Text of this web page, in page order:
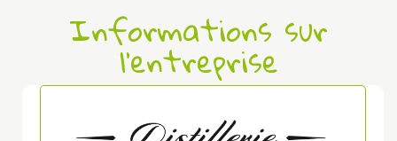
Informations sur
l'entreprise